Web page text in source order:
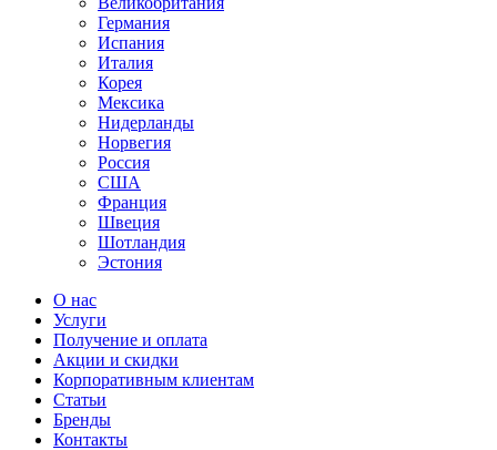
Германия
Испания
Италия
Корея
Мексика
Нидерланды
Норвегия
Россия
США
Франция
Швеция
Шотландия
Эстония
О нас
Услуги
Получение и оплата
Акции и скидки
Корпоративным клиентам
Статьи
Бренды
Контакты